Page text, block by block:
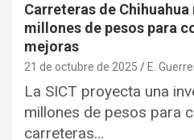
Carreteras de
millones de pesos para
mejoras
21 de octubre de 2025 E.
La SICT proyecta una
millones de pesos para
carreteras…